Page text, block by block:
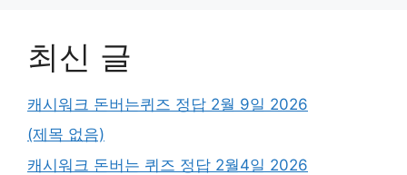
최신 글
캐시워크 돈버는퀴즈 정답 2월 9일 2026
(제목 없음)
캐시워크 돈버는 퀴즈 정답 2월4일 2026